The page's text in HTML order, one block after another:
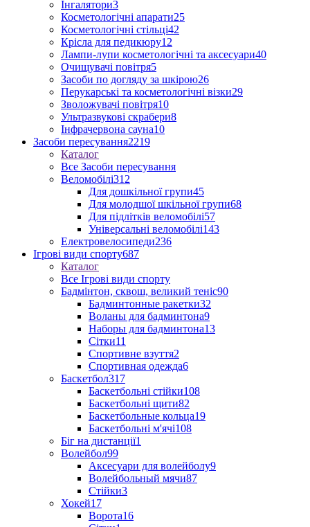
Інгалятори3
Косметологічні апарати25
Косметологічні стільці42
Крісла для педикюру12
Лампи-лупи косметологічні та аксесуари40
Очищувачі повітря5
Засоби по догляду за шкірою26
Перукарські та косметологічні візки29
Зволожувачі повітря10
Ультразвукові скрабери8
Інфрачервона сауна10
Засоби пересування2219
Каталог
Все Засоби пересування
Веломобілі312
Для дошкільної групи45
Для молодшої шкільної групи68
Для підлітків веломобілі57
Універсальні веломобілі143
Електровелосипеди236
Ігрові види спорту687
Каталог
Все Ігрові види спорту
Бадмінтон, сквош, великий теніс90
Бадминтонные ракетки32
Воланы для бадминтона9
Наборы для бадминтона13
Сітки11
Спортивне взуття2
Спортивная одежда6
Баскетбол317
Баскетбольні стійки108
Баскетбольні щити82
Баскетбольные кольца19
Баскетбольні м'ячі108
Біг на дистанції1
Волейбол99
Аксесуари для волейболу9
Волейбольный мячи87
Стійки3
Хокей17
Ворота16